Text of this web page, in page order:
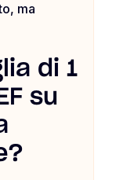
ma
di 1
su